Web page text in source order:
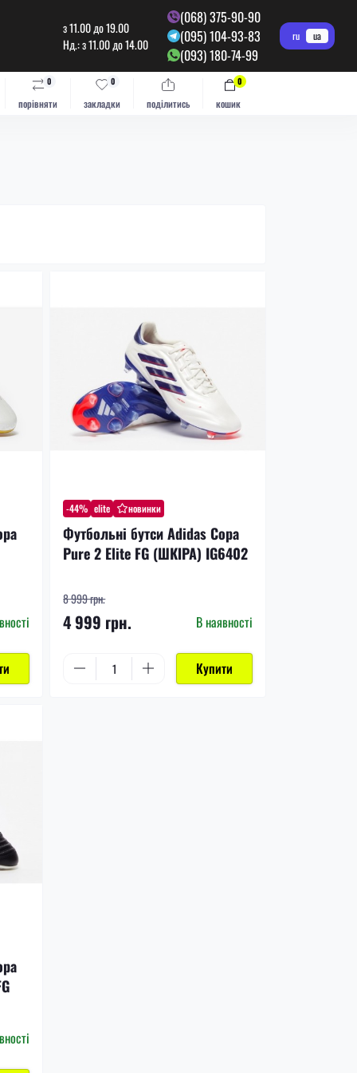
з 11.00 до 19.00
Нд.: з 11.00 до 14.00
(068) 375-90-90
(095) 104-93-83
(093) 180-74-99
ru ua
порівняти
0
закладки
0
поділитись кошик
0
-44% elite новинки
Футбольні бутси Adidas Copa
Pure 2 Elite FG (ШКІРА) IG6402
8 999 грн.
4 999 грн. В наявності
Купити